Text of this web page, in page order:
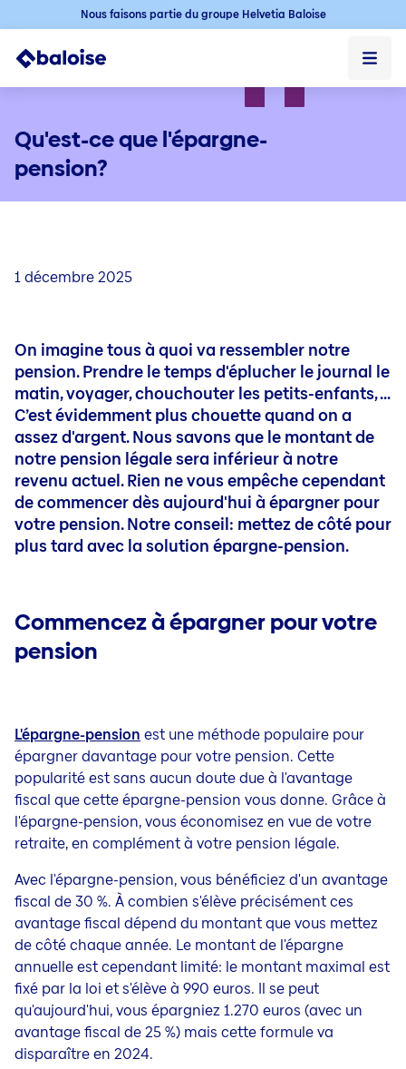
Nous faisons partie du groupe Helvetia Baloise
Professionnel
À propos de nous
Assurance Auto
Assurance Auto électrique
Assurance Moto
Assurance Mobil-home
Assurance Cargaison légère
Assurance Vélo
Assurance Vélo électrique
Services
Assistance Dépannage
Plus d'infos
Rouler à l’électricité sans vous tracasser
Habitation
Habitation
Assurance Incendie
Assurer Gens de maison
Assurance Solde restant dû
Services
Assistance pour votre habitation
Contrôle technique de votre habitation
Réparations urgents dans votre habitation
Famille
Famille
Assurance Familiale
Assurance Accidents
Assurance Hospitalisation
Assurance Événements
Services
Épargner & Investir
Épargner pour votre pension
Assurance épargne-pension | Save Plan
Épargne libre | Save Plan
Épargne à long terme | Save Plan
Assurance placement Branche 23 | Invest 23
Incapacité de travail et décès
Services
Fonds de placement
DIC's, SFDR's, IPID's et Taux d’intérêt garantis
Épargner pour votre pension: découvrez toutes vos
Épargner en toute liberté
À propos de nous
À propos de nous
Jobs
Sponsoring sportif
Presse
Résultats annuels & SFCR
Contact & Service
Contact & Service
Rechercher un courtier
Que faire en cas de sinistre
Plaintes
Conditions Générales (FR)
Allgemeine Bedingungen (DE)
Qu'est-ce que l'épargne-
pension?
1 décembre 2025
On imagine tous à quoi va ressembler notre
pension. Prendre le temps d'éplucher le journal le
matin, voyager, chouchouter les petits-enfants, ...
C’est évidemment plus chouette quand on a
assez d'argent. Nous savons que le montant de
notre pension légale sera inférieur à notre
revenu actuel. Rien ne vous empêche cependant
de commencer dès aujourd'hui à épargner pour
votre pension. Notre conseil: mettez de côté pour
plus tard avec la solution épargne-pension.
Commencez à épargner pour votre
pension
L'épargne-pension est une méthode populaire pour
épargner davantage pour votre pension. Cette
popularité est sans aucun doute due à l'avantage
fiscal que cetteépargne-pension vous donne. Grâce à
l'épargne-pension, vous économisezen vue de votre
retraite, en complément à votre pension légale.
Avec l'épargne-pension, vous bénéficiez d'un avantage
fiscal de 30 %. À combien s'élève précisément ces
avantage fiscal dépend du montant que vous mettez
de côté chaque année. Le montant de l'épargne
annuelle est cependant limité: le montant maximal est
fixé par la loi et s'élève à 990 euros. Il se peut
qu'aujourd'hui, vous épargniez1.270 euros (avec un
avantage fiscal de 25 %) mais cette formule va
disparaître en 2024.